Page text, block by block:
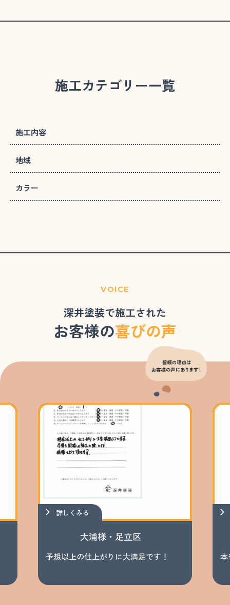
施工カテゴリー一覧
施工内容
地域
カラー
VOICE
深井塗装で施工された
お客様の喜びの声
大浦様・足立区
予想以上の仕上がりに大満足です！
詳しくみる
本